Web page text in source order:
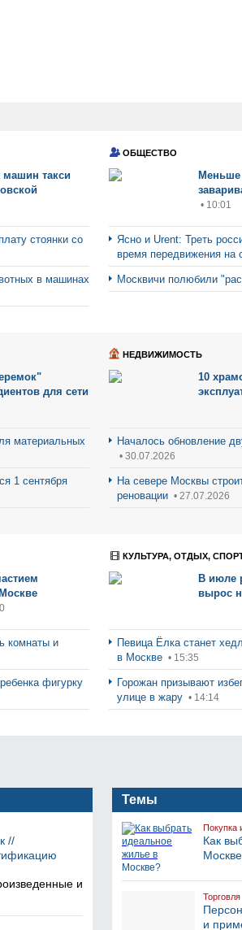
машин такси
стоянки со
в машинах
ОБЩЕСТВО
Меньше
• 10:01
Ясно и Urent: Треть
время передвижения на
Москвичи полюбили
для сети
материальных
1 сентября
НЕДВИЖИМОСТЬ
10
Началось обновление
• 30.07.2026
На севере Москвы
реновации • 27.07.2026
комнаты и
фигурку
КУЛЬТУРА, ОТДЫХ,
В июле
вырос
Певица Ёлка станет
в Москве • 15:35
Горожан призывают
улице в жару • 14:14
//
и
Темы
Покупка
Как
Торговля
и